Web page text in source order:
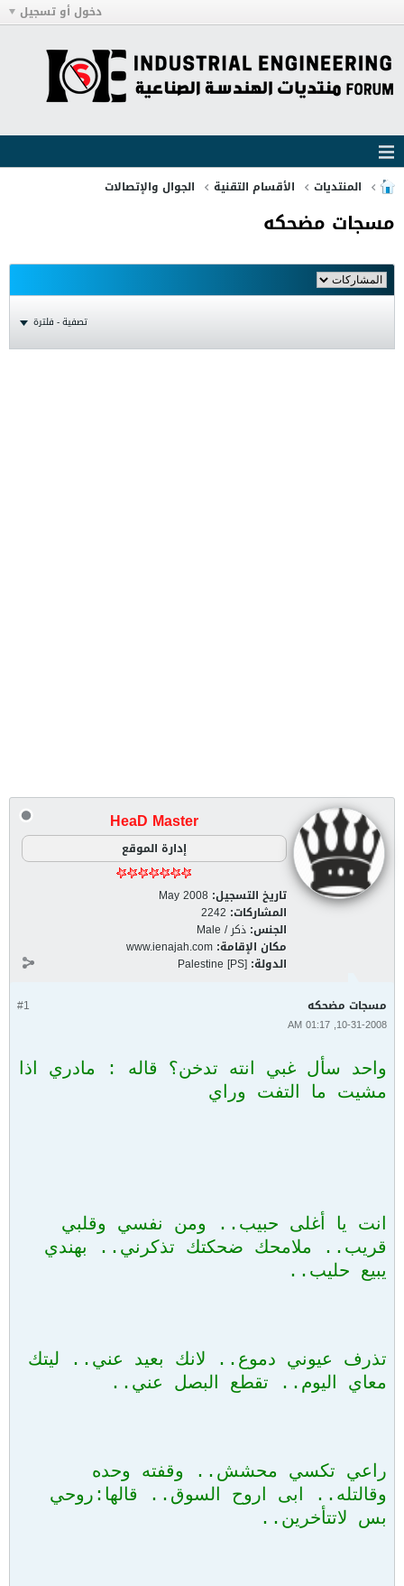
دخول أو تسجيل
المنتديات الأقسام التقنية الجوال والإتصالات
مسجات مضحكه
تصفية - فلترة
HeaD Master
إدارة الموقع
تاريخ التسجيل: May 2008
المشاركات: 2242
الجنس: ذكر / Male
مكان الإقامة: www.ienajah.com
الدولة: Palestine [PS]
#1 مسجات مضحكه
10-31-2008, 01:17 AM
واحد سأل غبي انته تدخن؟ قاله : مادري اذا
مشيت ما التفت وراي
انت يا أغلى حبيب.. ومن نفسي وقلبي
قريب.. ملامحك ضحكتك تذكرني.. بهندي
يبيع حليب..
تذرف عيوني دموع.. لانك بعيد عني.. ليتك
معاي اليوم.. تقطع البصل عني..
راعي تكسي محشش.. وقفته وحده
وقالتله.. ابى اروح السوق.. قالها:روحي
بس لاتتأخرين..